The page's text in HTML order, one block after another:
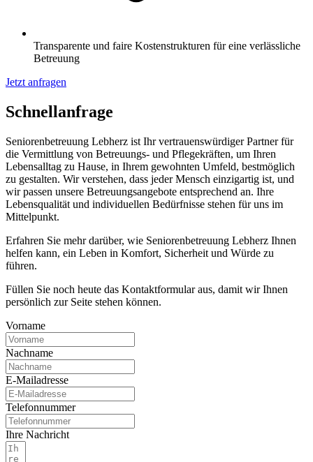
Transparente und faire Kostenstrukturen für eine verlässliche
Betreuung
Jetzt anfragen
Schnell­anfrage
Seniorenbetreuung Lebherz ist Ihr vertrauenswürdiger Partner für
die Vermittlung von Betreuungs- und Pflegekräften, um Ihren
Lebensalltag zu Hause, in Ihrem gewohnten Umfeld, bestmöglich
zu gestalten. Wir verstehen, dass jeder Mensch einzigartig ist, und
wir passen unsere Betreuungsangebote entsprechend an. Ihre
Lebensqualität und individuellen Bedürfnisse stehen für uns im
Mittelpunkt.
Erfahren Sie mehr darüber, wie Seniorenbetreuung Lebherz Ihnen
helfen kann, ein Leben in Komfort, Sicherheit und Würde zu
führen.
Füllen Sie noch heute das Kontaktformular aus, damit wir Ihnen
persönlich zur Seite stehen können.
Vorname
Nachname
E-Mailadresse
Telefonnummer
Ihre Nachricht